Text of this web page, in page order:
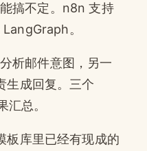
搞不定。n8n 支持
。
析邮件意图，另一
生成回复。三个
总。
板库里已经有现成的